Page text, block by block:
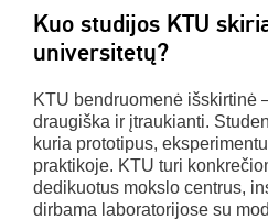
Kuo studijos KTU
universitetų?
KTU bendruomenė išskirtinė
draugiška ir įtraukianti.
kuria prototipus,
praktikoje. KTU turi
dedikuotus mokslo centrus,
dirbama laboratorijose su